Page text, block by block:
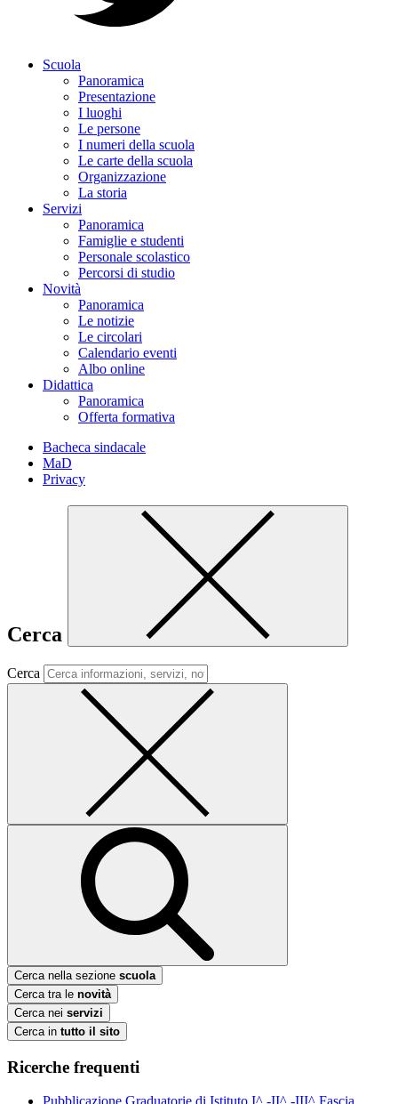
Scuola
Panoramica
Presentazione
I luoghi
Le persone
I numeri della scuola
Le carte della scuola
Organizzazione
La storia
Servizi
Panoramica
Famiglie e studenti
Personale scolastico
Percorsi di studio
Novità
Panoramica
Le notizie
Le circolari
Calendario eventi
Albo online
Didattica
Panoramica
Offerta formativa
Bacheca sindacale
MaD
Privacy
Cerca
Cerca
Cerca nella sezione scuola
Cerca tra le novità
Cerca nei servizi
Cerca in tutto il sito
Ricerche frequenti